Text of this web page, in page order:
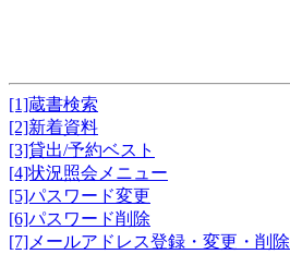
[1]蔵書検索
[2]新着資料
[3]貸出/予約ベスト
[4]状況照会メニュー
[5]パスワード変更
[6]パスワード削除
[7]メールアドレス登録・変更・削除